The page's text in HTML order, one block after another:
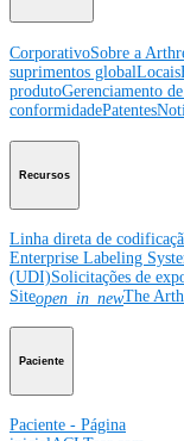
CorporativoSobre a
suprimentos globalLocais
produtoGerenciamento
conformidadePatentes
Recursos
Linha direta de
Enterprise Labeling
(UDI)Solicitações de
Siteopen_in_newThe
Paciente
Paciente - Página